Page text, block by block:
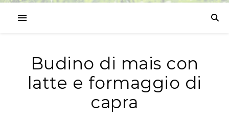
Budino di mais con
latte e formaggio di
capra